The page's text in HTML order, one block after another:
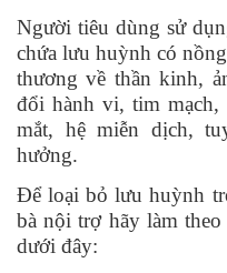
Người tiêu dùng sử
chứa lưu huỳnh có
thương về thần kinh,
đổi hành vi, tim
mắt, hệ miễn dịch,
hưởng.
Để loại bỏ lưu huỳnh
bà nội trợ hãy làm theo
dưới đây: